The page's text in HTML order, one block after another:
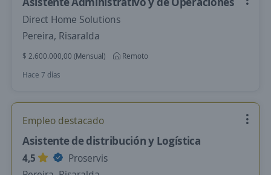
Direct Home Solutions
Pereira, Risaralda
$ 2.600.000,00 (Mensual)
Remoto
Hace 7 días
Empleo destacado
Asistente de distribución y Logística
4,5
Proservis